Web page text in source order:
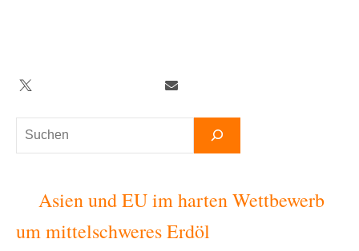
Suchen
Twitter TelegramNewsletter
Asien und EU im harten Wettbewerb
um mittelschweres Erdöl